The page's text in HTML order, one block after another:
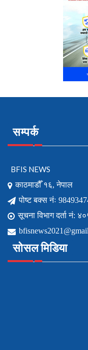
सम्पर्क
BFIS NEWS
काठमाडौँ १६, नेपाल
पोष्ट बक्स नंः
सूचना विभाग दर्ता नं:
सोसल मिडिया